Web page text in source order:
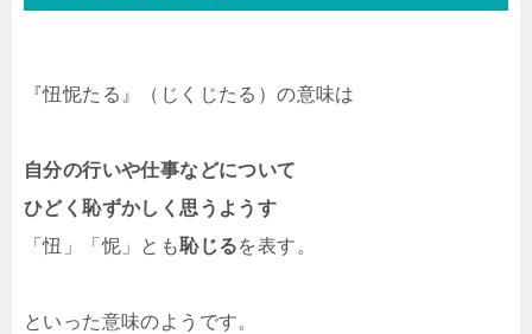
『忸怩たる』（じくじたる）の意味は
自分の行いや仕事などについて
ひどく恥ずかしく思うようす
「忸」「怩」とも恥じるを表す。
といった意味のようです。